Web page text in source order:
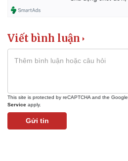
Viết bình luận
This site is protected by reCAPTCHA and the Google
Service apply.
Gửi tin